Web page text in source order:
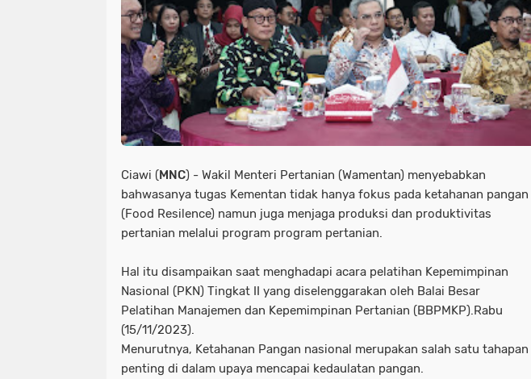
Ciawi (MNC) - Wakil Menteri Pertanian (Wamentan) menyebabkan
bahwasanya tugas Kementan tidak hanya fokus pada ketahanan pangan
(Food Resilence) namun juga menjaga produksi dan produktivitas
pertanian melalui program program pertanian.
Hal itu disampaikan saat menghadapi acara pelatihan Kepemimpinan
Nasional (PKN) Tingkat II yang diselenggarakan oleh Balai Besar
Pelatihan Manajemen dan Kepemimpinan Pertanian (BBPMKP).Rabu
(15/11/2023).
Menurutnya, Ketahanan Pangan nasional merupakan salah satu tahapan
penting di dalam upaya mencapai kedaulatan pangan.